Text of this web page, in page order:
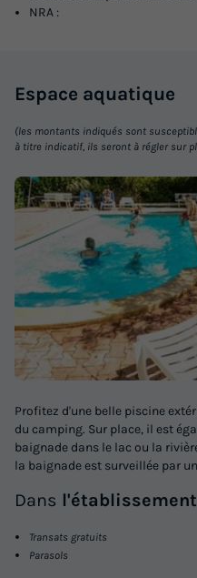
NRA :
Espace aquatique
(les montants indiqués sont
à titre indicatif, ils seront à régler sur
Profitez d'une belle piscine
du camping. Sur place, il est
baignade dans le lac ou la
la baignade est surveillée par
Dans l'établissement
Transats gratuits
Parasols